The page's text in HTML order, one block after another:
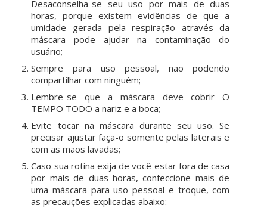
Desaconselha-se seu uso por mais de duas
horas, porque existem evidências de que a
umidade gerada pela respiração através da
máscara pode ajudar na contaminação do
usuário;
Sempre para uso pessoal, não podendo
compartilhar com ninguém;
Lembre-se que a máscara deve cobrir O
TEMPO TODO a nariz e a boca;
Evite tocar na máscara durante seu uso. Se
precisar ajustar faça-o somente pelas laterais e
com as mãos lavadas;
Caso sua rotina exija de você estar fora de casa
por mais de duas horas, confeccione mais de
uma máscara para uso pessoal e troque, com
as precauções explicadas abaixo: